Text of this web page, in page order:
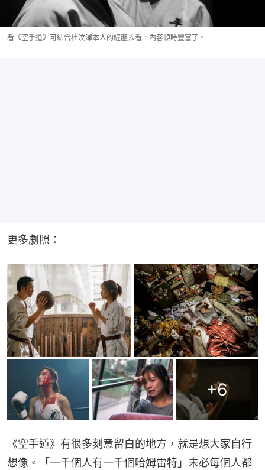
看《空手道》可結合杜汶澤本人的經歷去看，內容頓時豐富了。
更多劇照：
+6
《空手道》有很多刻意留白的地方，就是想大家自行
想像。「一千個人有一千個哈姆雷特」未必每個人都